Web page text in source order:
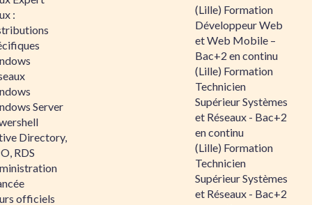
:
Server
Directory,
RDS
officiels
(Lille) Formation
Développeur Web
et Web Mobile –
Bac+2 en continu
(Lille) Formation
Technicien
Supérieur Systèmes
et Réseaux - Bac+2
en continu
(Lille) Formation
Technicien
Supérieur Systèmes
et Réseaux - Bac+2